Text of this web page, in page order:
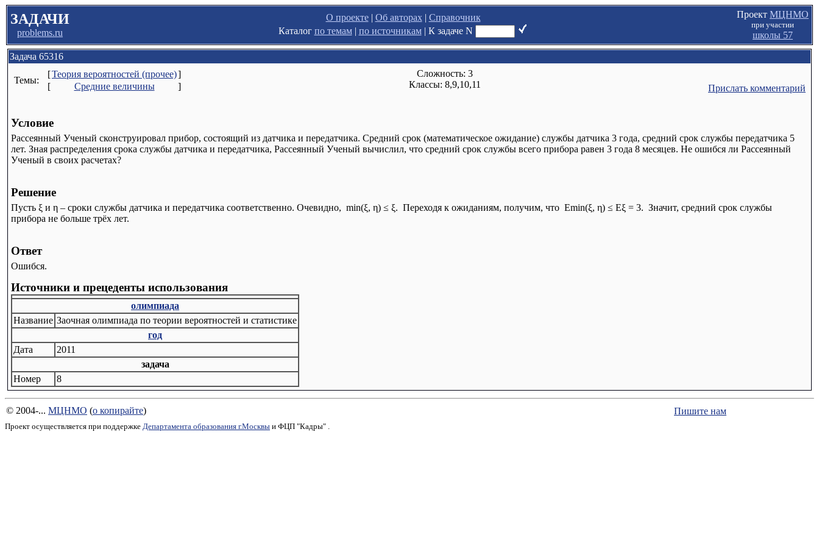
ЗАДАЧИ
problems.ru
О проекте| Об авторах| Справочник
Каталог по темам| по источникам| К задаче N
Проект МЦНМО
при участии
школы 57
Задача 65316
Темы:
[Теория вероятностей (прочее)]
[
Средние величины ]
Сложность: 3
Классы: 8,9,10,11
Прислать комментарий
Условие
Рассеянный Ученый сконструировал прибор, состоящий из датчика и передатчика. Средний срок (математическое ожидание) службы датчика 3 года, средний срок службы передатчика 5
лет. Зная распределения срока службы датчика и передатчика, Рассеянный Ученый вычислил, что средний срок службы всего прибора равен 3 года 8 месяцев. Не ошибся ли Рассеянный
Ученый в своих расчетах?
Решение
Пусть ξ и η – сроки службы датчика и передатчика соответственно. Очевидно, min(ξ, η) ≤ ξ. Переходя к ожиданиям, получим, что Emin(ξ, η) ≤ Eξ = 3. Значит, средний срок службы
прибора не больше трёх лет.
Ответ
Ошибся.
Источники и прецеденты использования
олимпиада
Название Заочная олимпиада по теории вероятностей и статистике
год
Дата
2011
задача
Номер
8
© 2004-... МЦНМО (о копирайте) Пишите нам
Проект осуществляется при поддержке Департамента образования г.Москвы и ФЦП "Кадры" .